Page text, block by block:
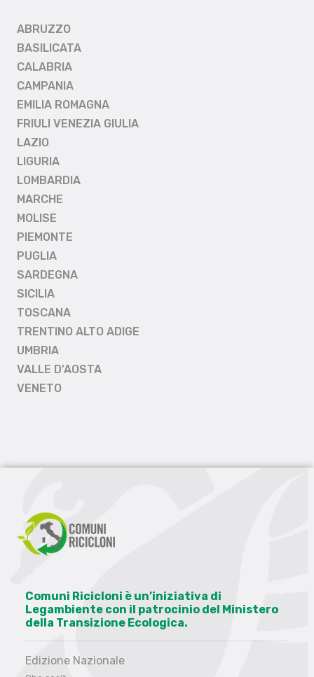
ABRUZZO
BASILICATA
CALABRIA
CAMPANIA
EMILIA ROMAGNA
FRIULI VENEZIA GIULIA
LAZIO
LIGURIA
LOMBARDIA
MARCHE
MOLISE
PIEMONTE
PUGLIA
SARDEGNA
SICILIA
TOSCANA
TRENTINO ALTO ADIGE
UMBRIA
VALLE D'AOSTA
VENETO
Comuni Ricicloni è un’iniziativa di
Legambiente con il patrocinio del Ministero
della Transizione Ecologica.
Edizione Nazionale